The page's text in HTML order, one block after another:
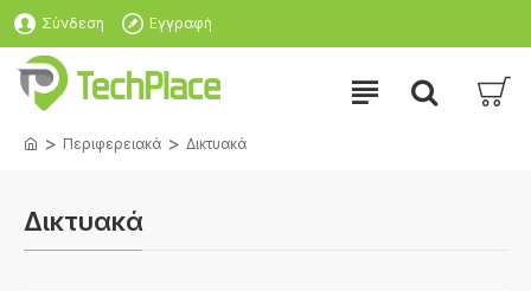
Σύνδεση Εγγραφή
Περιφερειακά Δικτυακά
Δικτυακά